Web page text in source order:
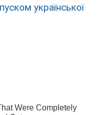
української